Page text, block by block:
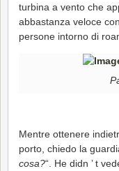
turbina a vento che
abbastanza veloce
persone intorno di
Mentre ottenere
porto, chiedo la
cosa?“. He didn ’ t